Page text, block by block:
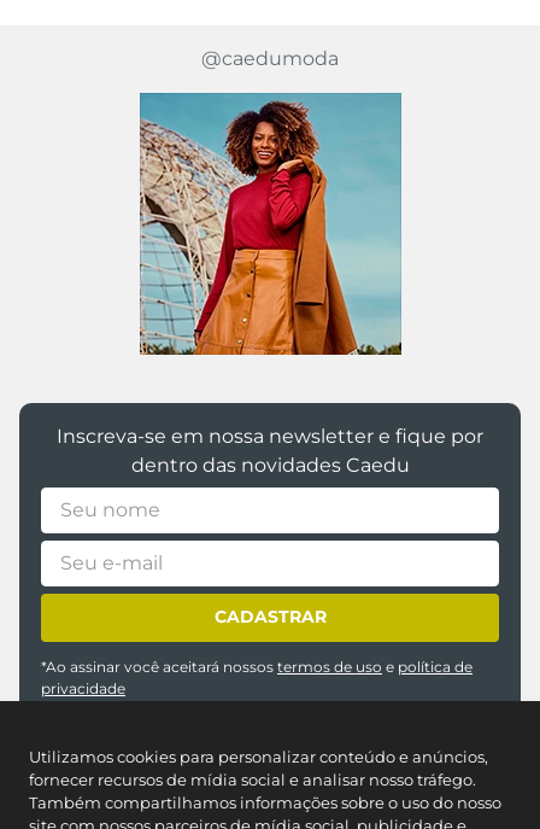
Utilizamos cookies para personalizar conteúdo e anúncios,
fornecer recursos de mídia social e analisar nosso tráfego.
Também compartilhamos informações sobre o uso do nosso
@caedumoda
Inscreva-se em nossa newsletter e fique por
dentro das novidades Caedu
CADASTRAR
*Ao assinar você aceitará nossos termos de uso e política de
privacidade